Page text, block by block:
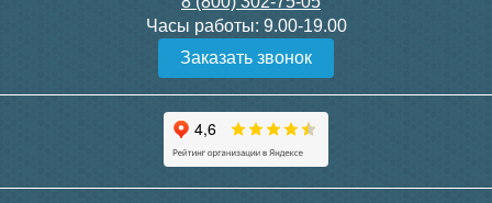
Конвектор ITT.080.200.1300
с решеткой GRILL.SGW-20-
Конвектор ITT.080.200.1000
с решеткой GRILL.SGW-20-
Подробнее Подробнее
Часы работы: 9.00-19.00
Заказать звонок